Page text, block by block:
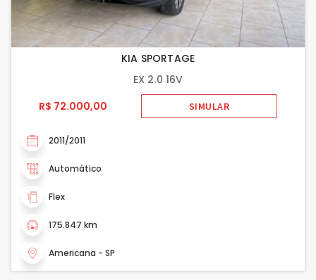
KIA SPORTAGE
EX 2.0 16V
R$ 72.000,00
SIMULAR
2011/2011
Automático
Flex
175.847 km
Americana - SP